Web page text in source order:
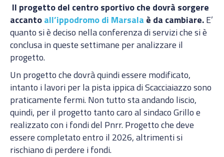
Il progetto del centro sportivo che dovrà sorgere
accantoall’ippodromo di Marsala è da cambiare.E’
quanto si è deciso nella conferenza di servizi che si è
conclusa in queste settimane per analizzare il
progetto.
Un progetto che dovrà quindi essere modificato,
intanto i lavori per la pista ippica di Scacciaiazzo sono
praticamente fermi. Non tutto sta andando liscio,
quindi, per il progetto tanto caro al sindaco Grillo e
realizzato con i fondi del Pnrr. Progetto che deve
essere completato entro il 2026, altrimenti si
rischiano di perdere i fondi.